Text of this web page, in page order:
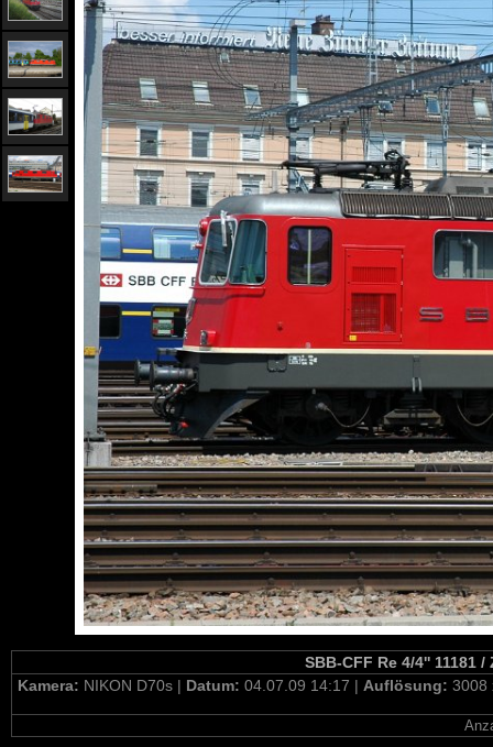
SBB-CFF Re 4/4'' 11181
Kamera: NIKON D70s | Datum: 04.07.09 14:17 | Auflösung: 3008